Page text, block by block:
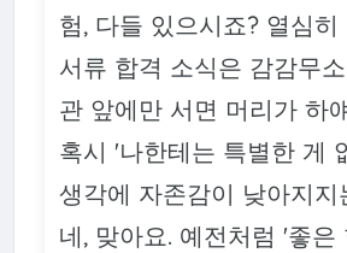
험, 다들 있으시죠? 열심
서류 합격 소식은 감감무
관 앞에만 서면 머리가 하
혹시 '나한테는 특별한 게
생각에 자존감이 낮아지지
네, 맞아요. 예전처럼 '좋은